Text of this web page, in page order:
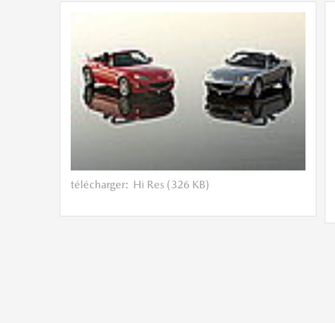
télécharger: Hi Res (326 KB)